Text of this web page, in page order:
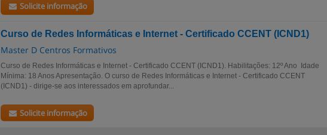
Solicite informação
Curso de Redes Informáticas e Internet - Certificado CCENT (ICND1)
Master D Centros Formativos
Curso de Redes Informáticas e Internet - Certificado CCENT (ICND1). Habilitações: 12º Ano Idade
Mínima: 18 Anos Apresentação. O curso de Redes Informáticas e Internet - Certificado CCENT
(ICND1) - dirige-se aos interessados em aprofundar...
Solicite informação